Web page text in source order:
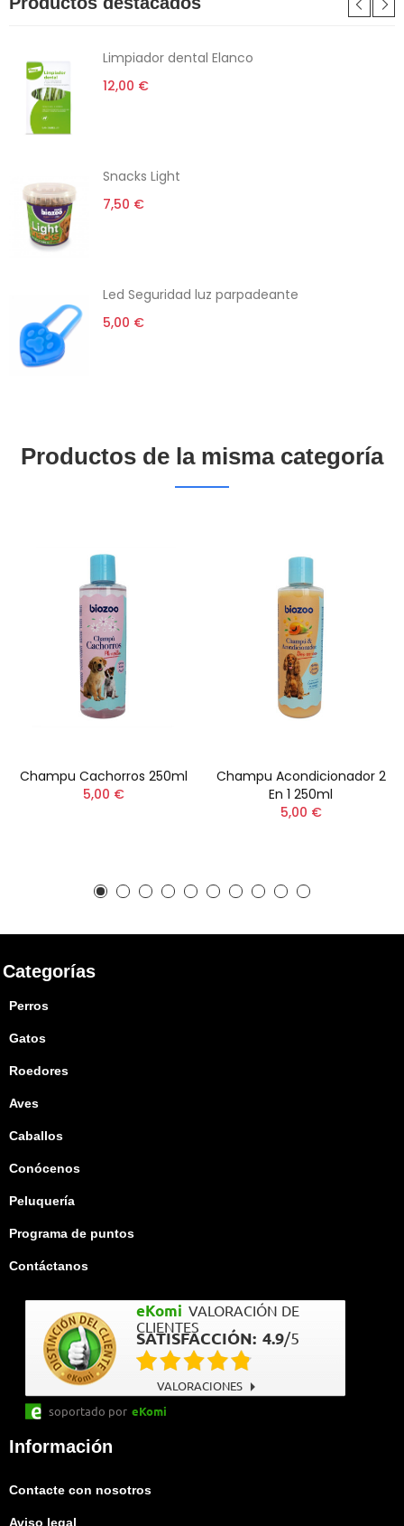
Limpiador dental Elanco
12,00 €
Snacks Light
7,50 €
Led Seguridad luz parpadeante
5,00 €
Productos de la misma categoría
Champu Cachorros 250ml
5,00 €
Champu Acondicionador 2
En 1 250ml
5,00 €
Categorías
Perros
Gatos
Roedores
Aves
Caballos
Conócenos
Peluquería
Programa de puntos
Contáctanos
eKomi VALORACIÓN DE
CLIENTES
SATISFACCIÓN: 4.9/5
VALORACIONES
soportado por eKomi
Información
Contacte con nosotros
Aviso legal